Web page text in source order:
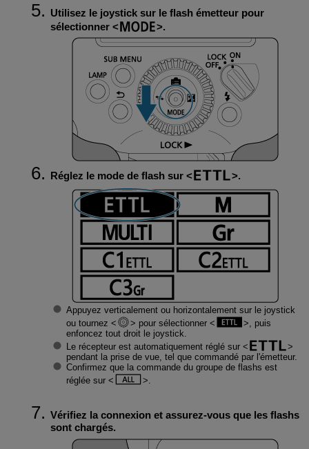
Utilisez le joystick sur le flash émetteur pour
sélectionner
.
Réglez le mode de flash sur .
Appuyez verticalement ou horizontalement sur le joystick
ou tournez
pour sélectionner
, puis
enfoncez tout droit le joystick.
Le récepteur est automatiquement réglé sur
pendant la prise de vue, tel que commandé par l'émetteur.
Confirmez que la commande du groupe de flashs est
réglée sur
Vérifiez la connexion et assurez-vous que les flashs
sont chargés.